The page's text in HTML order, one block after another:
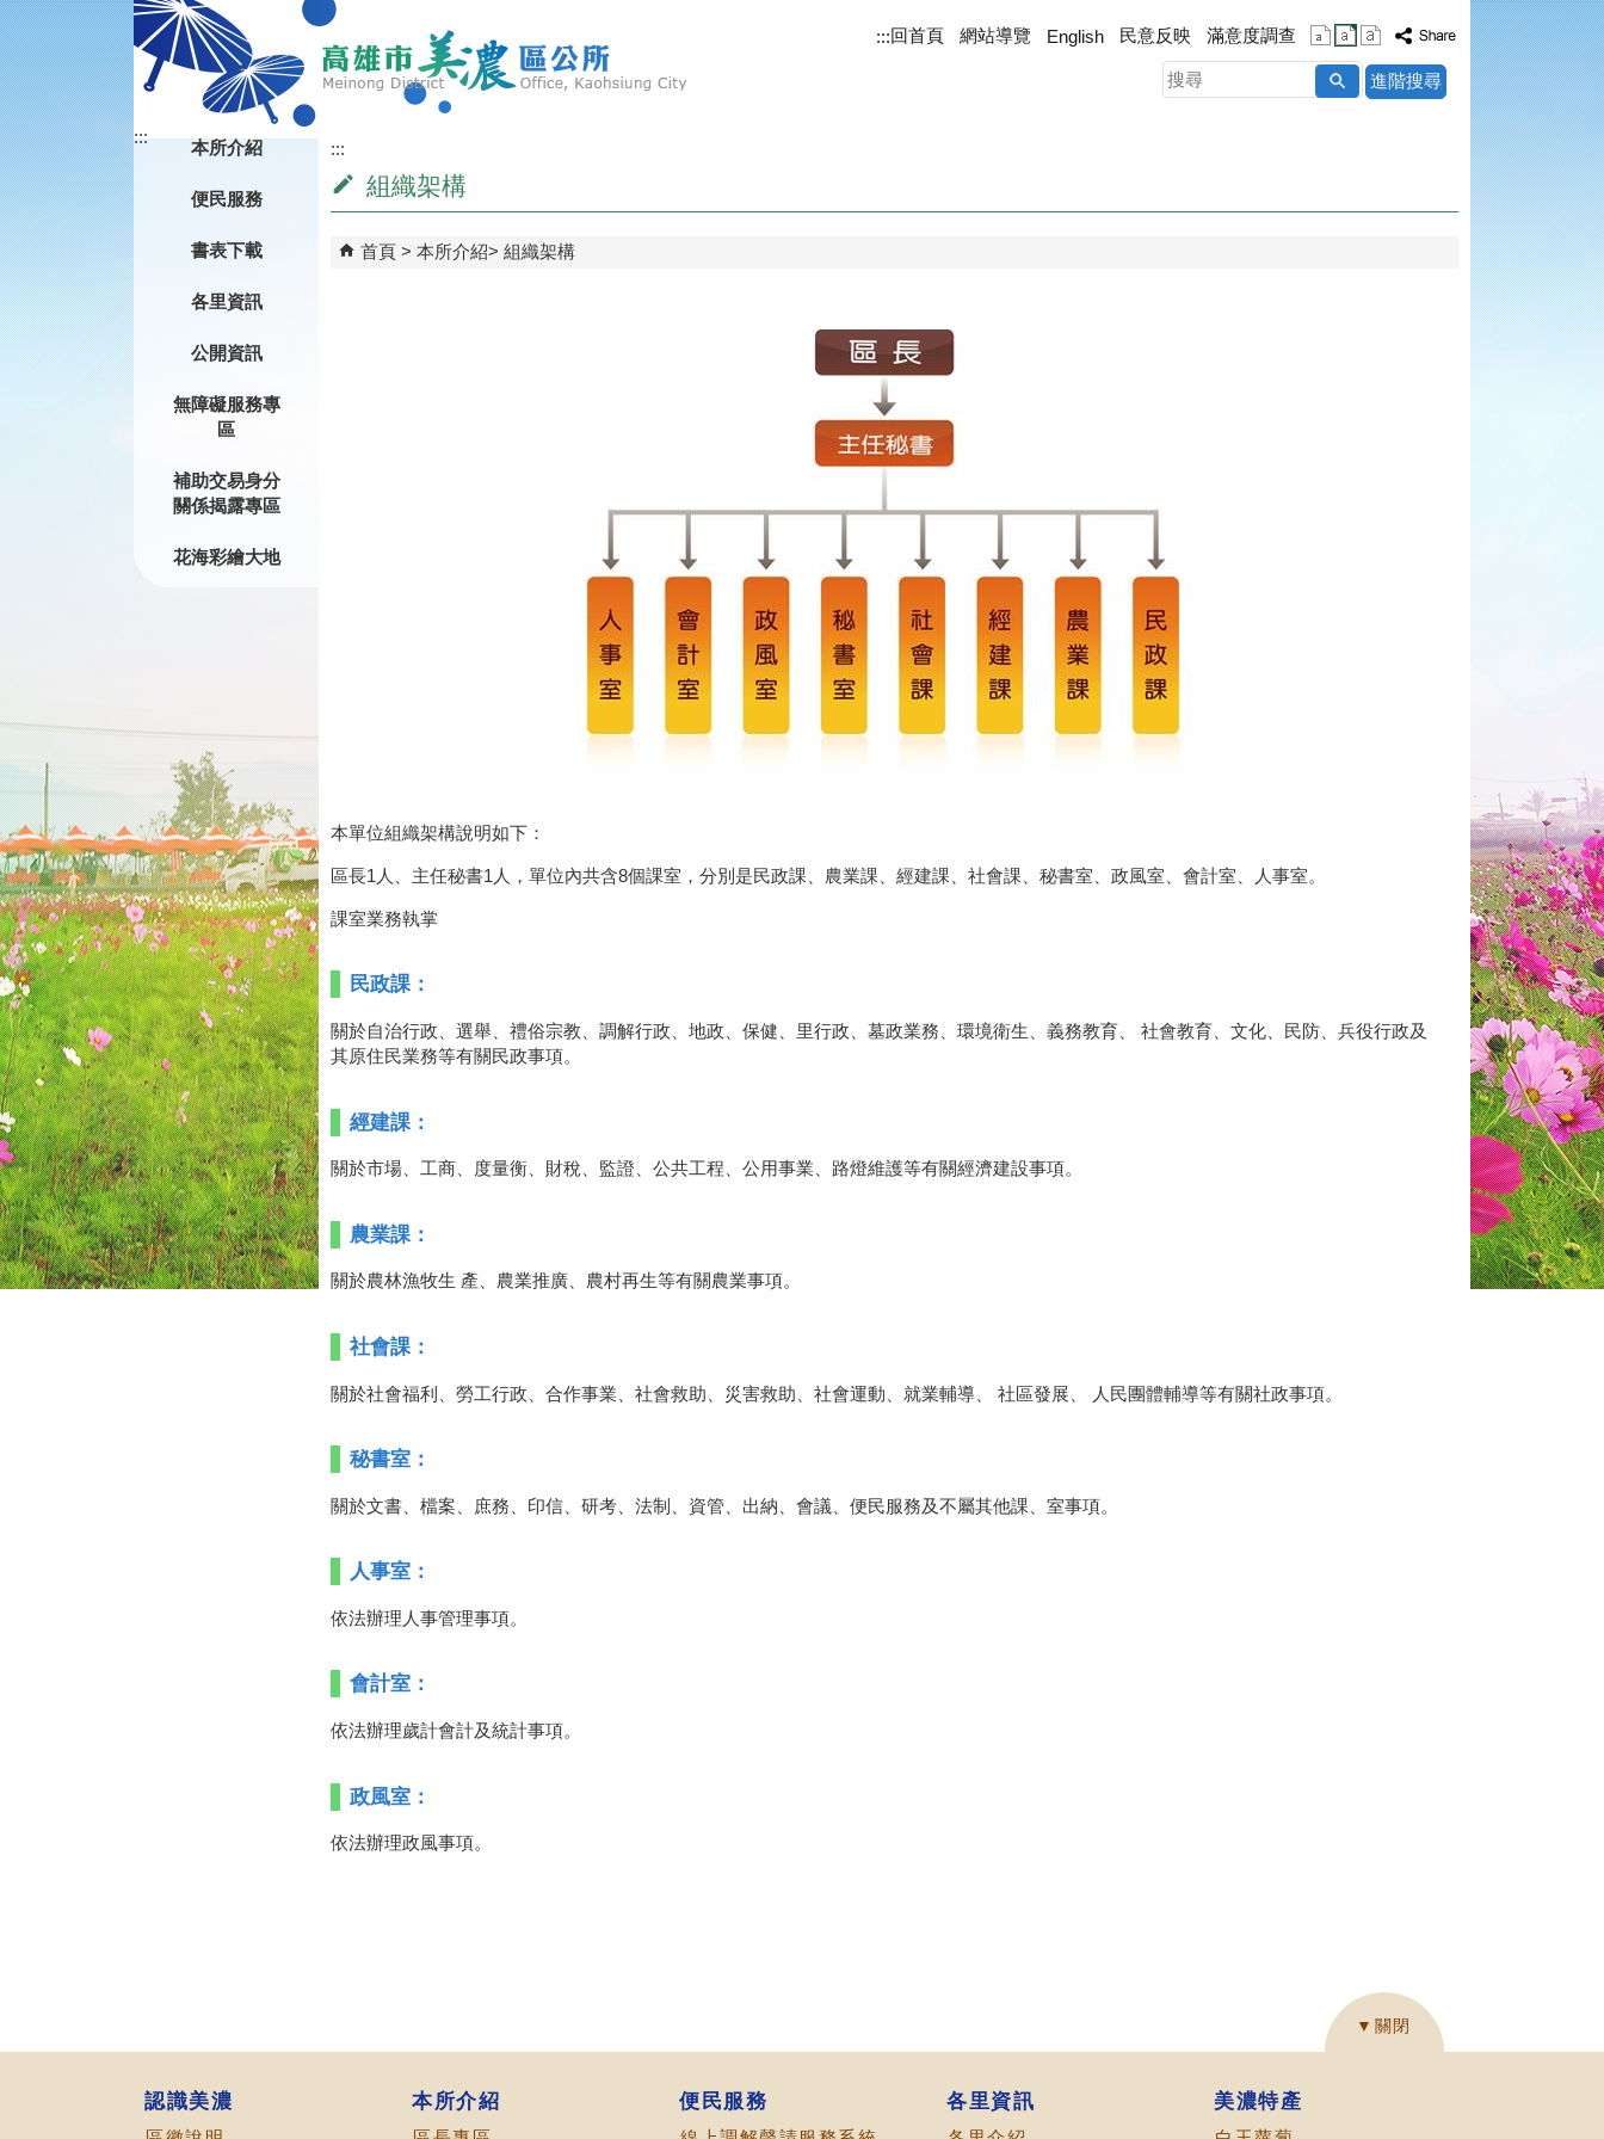
跳到主要內容區塊
:::回首頁 網站導覽 English 民意反映 滿意度調查
搜
尋
進階搜尋
:::
本所介紹
便民服務
書表下載
各里資訊
公開資訊
無障礙服務專
區
補助交易身分
關係揭露專區
花海彩繪大地
:::
組織架構
首頁 本所介紹 組織架構
本單位組織架構說明如下：
區長1人、主任秘書1人，單位內共含8個課室，分別是民政課、農業課、經建課、社會課、秘書室、政風室、會計室、人事室。
課室業務執掌
民政課：
關於自治行政、選舉、禮俗宗教、調解行政、地政、保健、里行政、墓政業務、環境衛生、義務教育、 社會教育、文化、民防、兵役行政及
其原住民業務等有關民政事項。
經建課：
關於市場、工商、度量衡、財稅、監證、公共工程、公用事業、路燈維護等有關經濟建設事項。
農業課：
關於農林漁牧生 產、農業推廣、農村再生等有關農業事項。
社會課：
關於社會福利、勞工行政、合作事業、社會救助、災害救助、社會運動、就業輔導、 社區發展、 人民團體輔導等有關社政事項。
秘書室：
關於文書、檔案、庶務、印信、研考、法制、資管、出納、會議、便民服務及不屬其他課、室事項。
人事室：
依法辦理人事管理事項。
會計室：
依法辦理歲計會計及統計事項。
政風室：
依法辦理政風事項。
▼關閉
認識美濃 本所介紹 便民服務 各里資訊 美濃特產